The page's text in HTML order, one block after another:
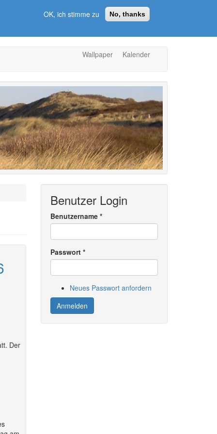
OK, ich stimme zu No, thanks
Wallpaper Kalender
Der
Benutzer Login
Benutzername *
Passwort *
Neues Passwort anfordern
Anmelden